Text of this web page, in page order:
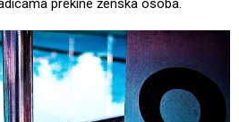
prekine ženska osoba.